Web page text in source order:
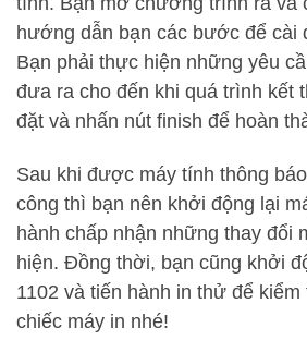
hướng dẫn bạn các bước để cài
Bạn phải thực hiện những yêu
đưa ra cho đến khi quá trình kết
đặt và nhấn nút finish để hoàn
Sau khi được máy tính thông
công thì bạn nên khởi động lại
hành chấp nhận những thay đổi
hiện. Đồng thời, bạn cũng khởi
1102 và tiến hành in thử để
chiếc máy in nhé!